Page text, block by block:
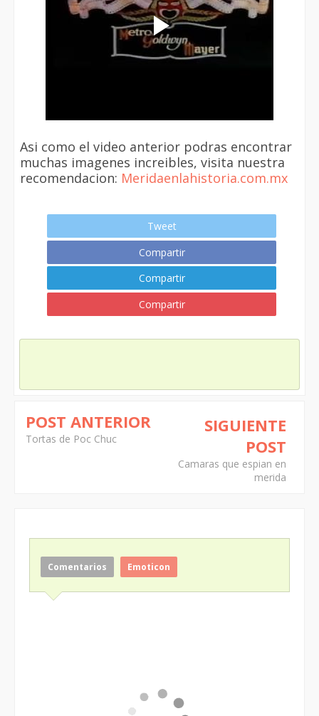
Asi como el video anterior podras encontrar
muchas imagenes increibles, visita nuestra
recomendacion: Meridaenlahistoria.com.mx
Tweet
Compartir
Compartir
Compartir
POST ANTERIOR
Tortas de Poc Chuc
SIGUIENTE
POST
Camaras que espian en
merida
Comentarios Emoticon